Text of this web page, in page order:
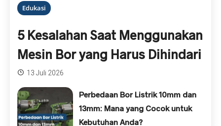
Edukasi
5 Kesalahan Saat Menggunakan
Mesin Bor yang Harus Dihindari
13 Juli 2026
Perbedaan Bor Listrik 10mm dan
13mm: Mana yang Cocok untuk
Kebutuhan Anda?